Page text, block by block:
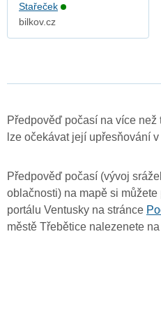
Stařeček
bilkov.cz
Předpověď počasí na více
lze očekávat její upřesňování
Předpověď počasí (vývoj
oblačnosti) na mapě si
portálu Ventusky na stránce
městě Třebětice nalezenete